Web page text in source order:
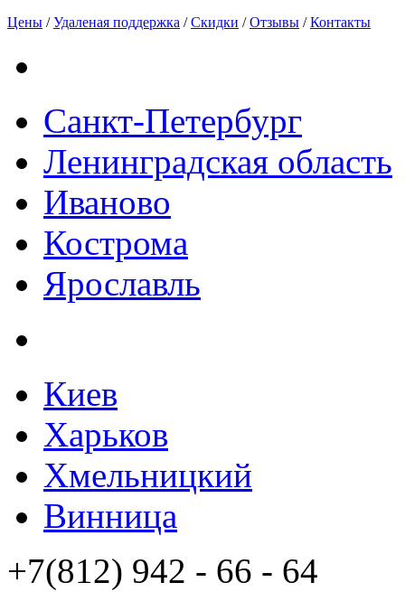
Цены /Удаленая поддержка /Скидки /Отзывы /Контакты
Санкт-Петербург
Ленинградская область
Иваново
Кострома
Ярославль
Киев
Харьков
Хмельницкий
Винница
+7(812) 942 - 66 - 64